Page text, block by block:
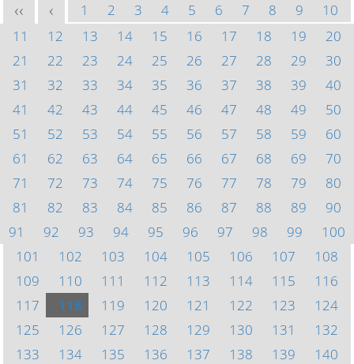
<< < 1 2 3 4 5 6 7 8 9
10
11
12 13 14 15 16 17 18 19
20
21
22 23 24 25 26 27 28 29
30
31
32 33 34 35 36 37 38 39
40
41
42 43 44 45 46 47 48 49
50
51
52 53 54 55 56 57 58 59
60
61
62 63 64 65 66 67 68 69
70
71
72 73 74 75 76 77 78 79
80
81
82 83 84 85 86 87 88 89
90
91
92 93 94 95 96 97 98 99
100
101
102 103 104 105 106 107
108
109
110 111 112 113 114 115
116
117
118 119 120 121 122 123
124
125
126 127 128 129 130 131
132
133
134 135 136 137 138 139
140